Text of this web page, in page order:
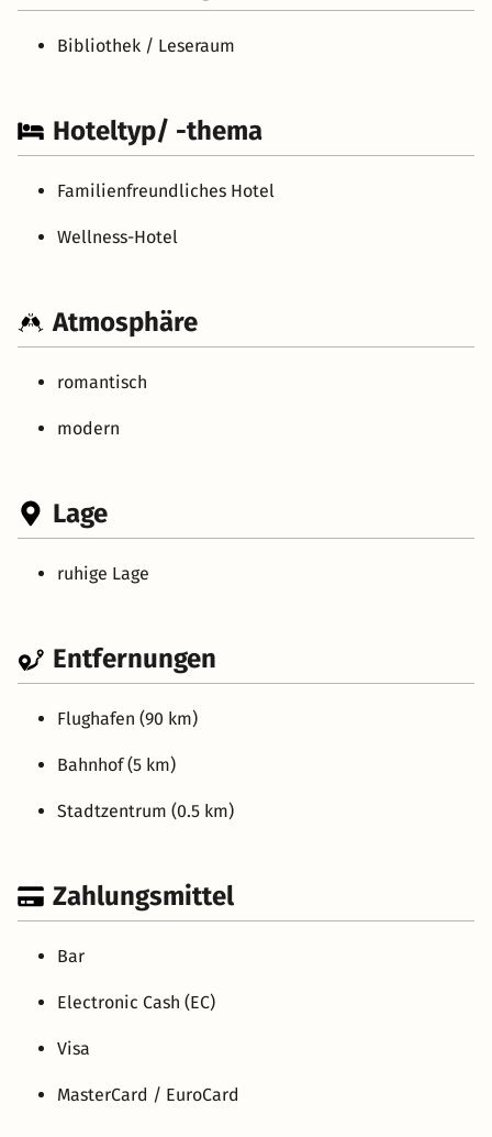
Bibliothek / Leseraum
Hoteltyp/ -thema
Familienfreundliches Hotel
Wellness-Hotel
Atmosphäre
romantisch
modern
Lage
ruhige Lage
Entfernungen
Flughafen (90 km)
Bahnhof (5 km)
Stadtzentrum (0.5 km)
Zahlungsmittel
Bar
Electronic Cash (EC)
Visa
MasterCard / EuroCard